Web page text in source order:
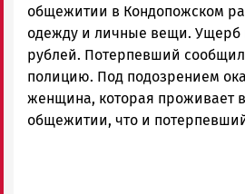
|
Петрозаводск
ГОВОРИТ
общежитии в Кондопожском
одежду и личные вещи. Ущерб
рублей. Потерпевший
полицию. Под подозрением
женщина, которая проживает
общежитии, что и